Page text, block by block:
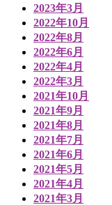
2023年3月
2022年10月
2022年8月
2022年6月
2022年4月
2022年3月
2021年10月
2021年9月
2021年8月
2021年7月
2021年6月
2021年5月
2021年4月
2021年3月